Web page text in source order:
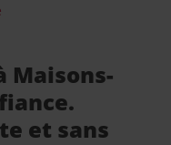
Maisons-
et sans